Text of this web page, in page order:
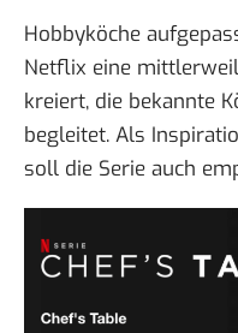
Hobbyköche
Netflix eine
kreiert, die bekannte
begleitet. Als
soll die Serie auch